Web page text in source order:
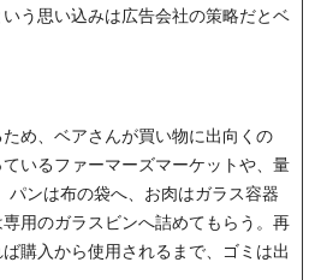
う思い込みは広告会社の策略だとベ
め、ベアさんが買い物に出向くの
いるファーマーズマーケットや、量
パンは布の袋へ、お肉はガラス容器
用のガラスビンへ詰めてもらう。再
購入から使用されるまで、ゴミは出